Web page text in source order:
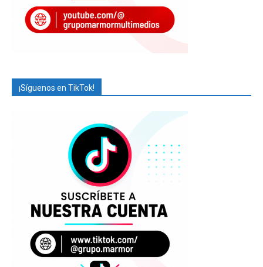
¡Síguenos en TikTok!